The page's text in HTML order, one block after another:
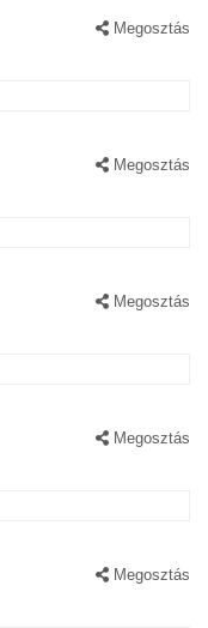
Megosztás
Megosztás
Megosztás
Megosztás
Megosztás